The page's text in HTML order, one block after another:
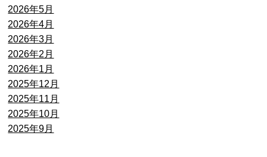
2026年5月
2026年4月
2026年3月
2026年2月
2026年1月
2025年12月
2025年11月
2025年10月
2025年9月